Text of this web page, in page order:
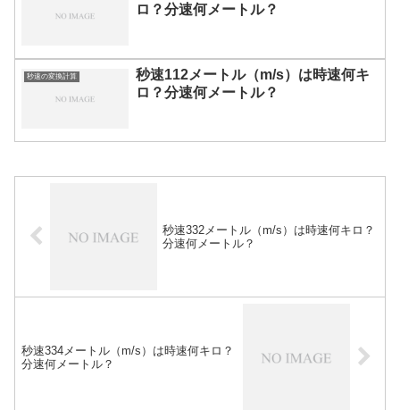
ロ？分速何メートル？
秒速の変換計算
秒速112メートル（m/s）は時速何キ
ロ？分速何メートル？
秒速332メートル（m/s）は時速何キロ？
分速何メートル？
秒速334メートル（m/s）は時速何キロ？
分速何メートル？